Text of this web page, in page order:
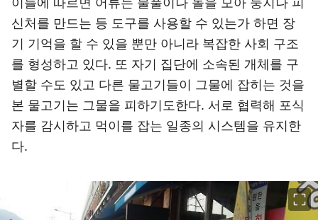
신처를 만드는 등 도구를 사용할 수 있는가 하면 장
기 기억을 할 수 있을 뿐만 아니라 복잡한 사회 구조
를 형성하고 있다. 또 자기 집단에 소속된 개체를 구
별할 수도 있고 다른 물고기들이 그물에 잡히는 것을
본 물고기는 그물을 피하기도한다. 서로 협력해 포식
자를 감시하고 먹이를 잡는 일종의 시스템을 유지한
다.